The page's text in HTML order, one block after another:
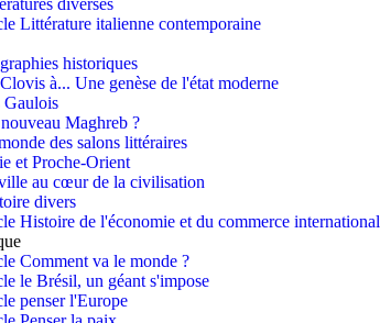
diverses
Littérature italienne contemporaine
historiques
à... Une genèse de l'état moderne
Gaulois
Maghreb ?
des salons littéraires
et Proche-Orient
au cœur de la civilisation
divers
Histoire de l'économie et du commerce international
Comment va le monde ?
le Brésil, un géant s'impose
penser l'Europe